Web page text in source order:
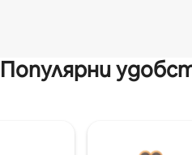
Популярни